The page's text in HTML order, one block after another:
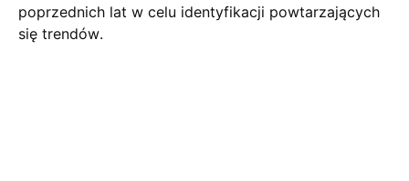
poprzednich lat w celu identyfikacji powtarzających
się trendów.